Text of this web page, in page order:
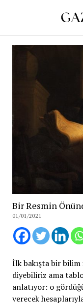
Bir Resmin
01/01/2021
İlk bakışta bir bilim
diyebiliriz ama
anlatıyor: o
verecek